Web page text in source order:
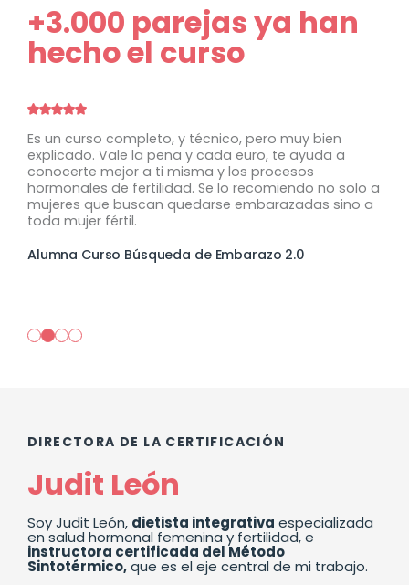
+3.000 parejas ya han
hecho el curso
Es un curso completo, y técnico, pero muy bien
explicado. Vale la pena y cada euro, te ayuda a
conocerte mejor a ti misma y los procesos
hormonales de fertilidad. Se lo recomiendo no solo a
mujeres que buscan quedarse embarazadas sino a
toda mujer fértil.
Alumna Curso Búsqueda de Embarazo 2.0
DIRECTORA DE LA CERTIFICACIÓN
Judit León
Soy Judit León, dietista integrativa especializada
en salud hormonal femenina y fertilidad, e
instructora certificada del Método
Sintotérmico,que es el eje central de mi trabajo.